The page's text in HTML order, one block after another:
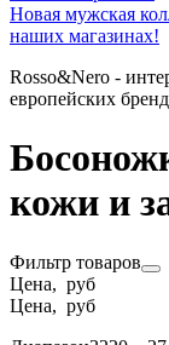
Новая мужская
наших магазинах!
Rosso&Nero -
европейских
кожи и
Фильтр товаров
Цена, руб
Цена, руб